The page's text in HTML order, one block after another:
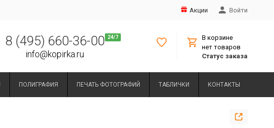
Акции Войти
8 (495) 660-36-00
info@kopirka.ru
В корзине
нет товаров
Статус заказа
ПОЛИГРАФИЯ ПЕЧАТЬ ФОТОГРАФИЙ ТАБЛИЧКИ КОНТАКТЫ